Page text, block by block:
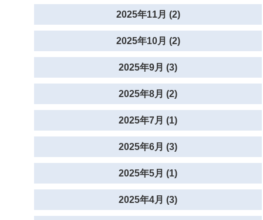
2025年11月 (2)
2025年10月 (2)
2025年9月 (3)
2025年8月 (2)
2025年7月 (1)
2025年6月 (3)
2025年5月 (1)
2025年4月 (3)